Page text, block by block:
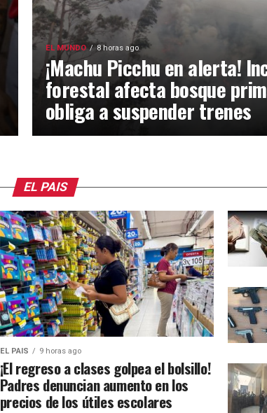
EL MUNDO 8 horas ago
¡Machu Picchu en alerta!
forestal afecta bosque
obliga a suspender trenes
EL PAIS
EL PAIS 9 horas ago
¡El regreso a clases golpea el bolsillo!
Padres denuncian aumento en los
precios de los útiles escolares